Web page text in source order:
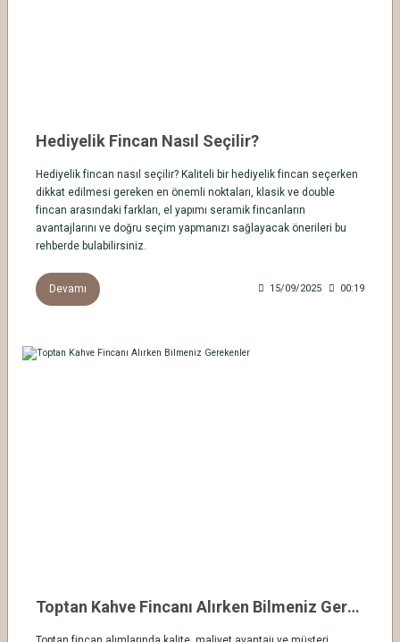
Hediyelik Fincan Nasıl Seçilir?
Hediyelik fincan nasıl seçilir? Kaliteli bir hediyelik fincan seçerken
dikkat edilmesi gereken en önemli noktaları, klasik ve double
fincan arasındaki farkları, el yapımı seramik fincanların
avantajlarını ve doğru seçim yapmanızı sağlayacak önerileri bu
rehberde bulabilirsiniz.
Devamı 15/09/2025 00:19
Toptan Kahve Fincanı Alırken Bilmeniz Gerekenler